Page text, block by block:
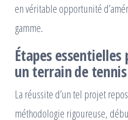
en véritable opportunité
gamme.
Étapes
un terrain de
La réussite d’un tel projet
méthodologie rigoureuse,